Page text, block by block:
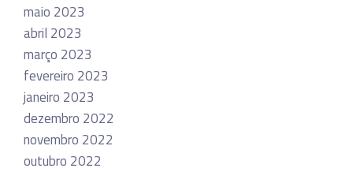
maio 2023
abril 2023
março 2023
fevereiro 2023
janeiro 2023
dezembro 2022
novembro 2022
outubro 2022